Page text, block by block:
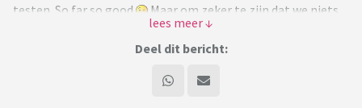
testen. So far so good
Maar om zeker te zijn dat we niets
over het hoofd zien, willen we het forum laten testen door
de uiteindelijke leden: jullie dus. Op zoek naar een testpanel!
dagen heel Viafora doorspitten. Wil jij ons helpen om van
Deel dit bericht: